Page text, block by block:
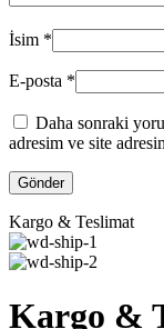
İsim *
E-posta *
Daha sonraki
adresim ve site
Kargo & Teslimat
Kargo &